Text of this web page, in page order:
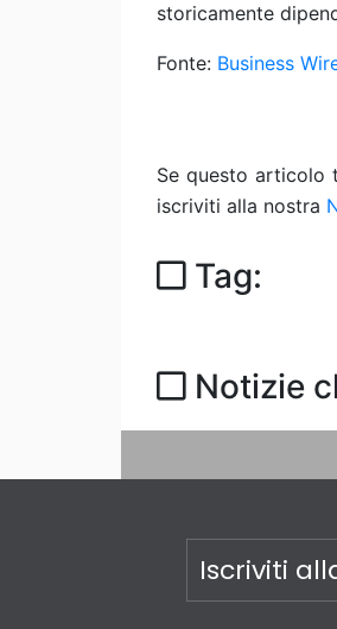
storicamente
Fonte: Business
Se questo articolo
iscriviti alla nostra
Tag:
Notizie
Iscriviti